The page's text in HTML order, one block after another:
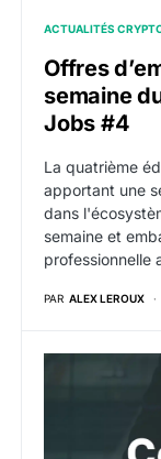
ACTUALITÉS
Offres
semaine
Jobs #4
La quatrième
apportant une
dans
semaine et
professionnelle
PAR ALEX LEROUX